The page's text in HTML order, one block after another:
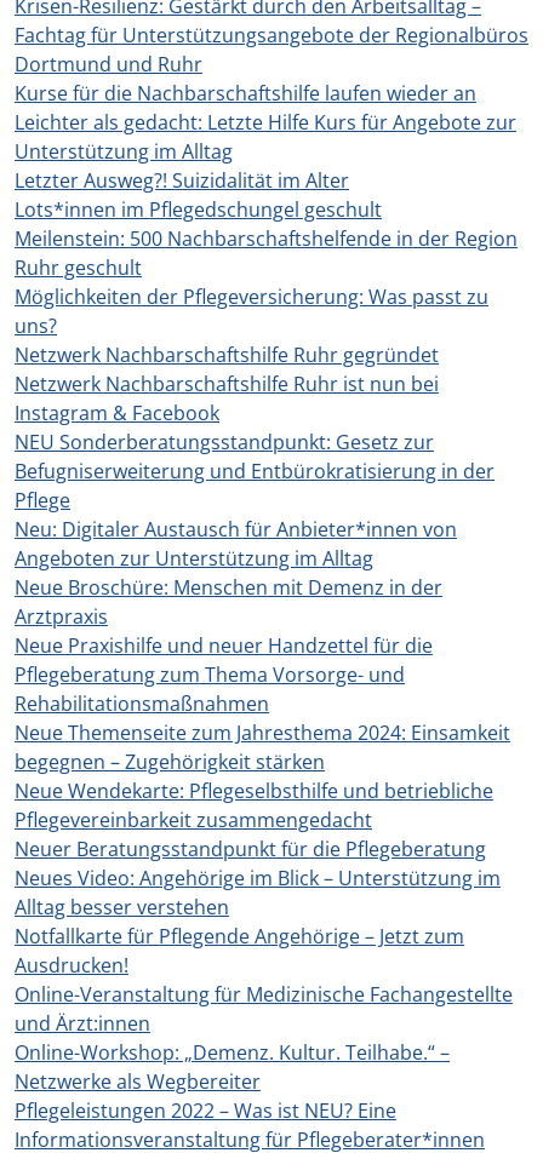
Krisen-Resilienz: Gestärkt durch den Arbeitsalltag –
Fachtag für Unterstützungsangebote der Regionalbüros
Dortmund und Ruhr
Kurse für die Nachbarschaftshilfe laufen wieder an
Leichter als gedacht: Letzte Hilfe Kurs für Angebote zur
Unterstützung im Alltag
Letzter Ausweg?! Suizidalität im Alter
Lots*innen im Pflegedschungel geschult
Meilenstein: 500 Nachbarschaftshelfende in der Region
Ruhr geschult
Möglichkeiten der Pflegeversicherung: Was passt zu
uns?
Netzwerk Nachbarschaftshilfe Ruhr gegründet
Netzwerk Nachbarschaftshilfe Ruhr ist nun bei
Instagram & Facebook
NEU Sonderberatungsstandpunkt: Gesetz zur
Befugniserweiterung und Entbürokratisierung in der
Pflege
Neu: Digitaler Austausch für Anbieter*innen von
Angeboten zur Unterstützung im Alltag
Neue Broschüre: Menschen mit Demenz in der
Arztpraxis
Neue Praxishilfe und neuer Handzettel für die
Pflegeberatung zum Thema Vorsorge- und
Rehabilitationsmaßnahmen
Neue Themenseite zum Jahresthema 2024: Einsamkeit
begegnen – Zugehörigkeit stärken
Neue Wendekarte: Pflegeselbsthilfe und betriebliche
Pflegevereinbarkeit zusammengedacht
Neuer Beratungsstandpunkt für die Pflegeberatung
Neues Video: Angehörige im Blick – Unterstützung im
Alltag besser verstehen
Notfallkarte für Pflegende Angehörige – Jetzt zum
Ausdrucken!
Online-Veranstaltung für Medizinische Fachangestellte
und Ärzt:innen
Online-Workshop: „Demenz. Kultur. Teilhabe.“ –
Netzwerke als Wegbereiter
Pflegeleistungen 2022 – Was ist NEU? Eine
Informationsveranstaltung für Pflegeberater*innen